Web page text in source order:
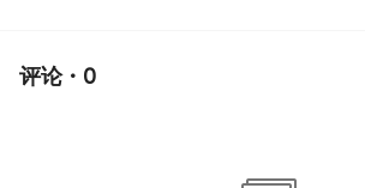
评论 · 0